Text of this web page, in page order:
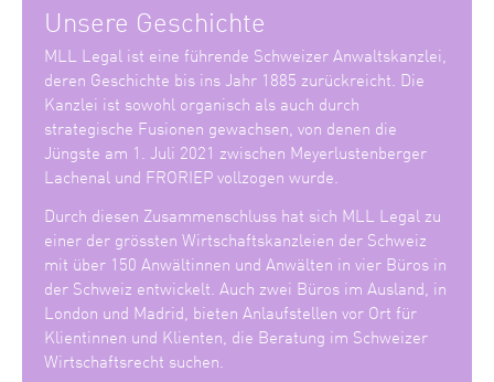
Unsere Geschichte
MLL Legal ist eine führende Schweizer Anwaltskanzlei,
deren Geschichte bis ins Jahr 1885 zurückreicht. Die
Kanzlei ist sowohl organisch als auch durch
strategische Fusionen gewachsen, von denen die
Jüngste am 1. Juli 2021 zwischen Meyerlustenberger
Lachenal und FRORIEP vollzogen wurde.
Durch diesen Zusammenschluss hat sich MLL Legal zu
einer der grössten Wirtschaftskanzleien der Schweiz
mit über 150 Anwältinnen und Anwälten in vier Büros in
der Schweiz entwickelt. Auch zwei Büros im Ausland, in
London und Madrid, bieten Anlaufstellen vor Ort für
Klientinnen und Klienten, die Beratung im Schweizer
Wirtschaftsrecht suchen.